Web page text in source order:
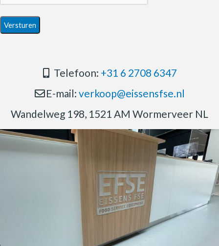
Telefoon: +31 6 2708 6347
E-mail: verkoop@eissensfse.nl
Wandelweg 198, 1521 AM Wormerveer NL